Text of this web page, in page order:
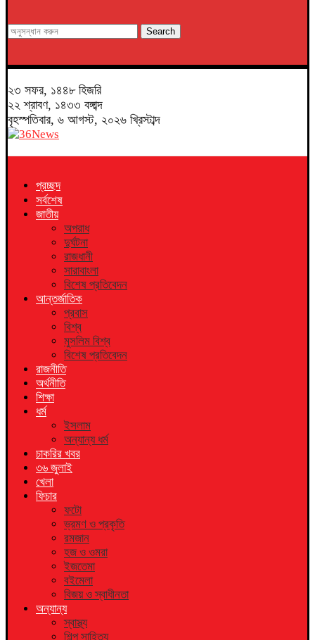
Search
২৩ সফর, ১৪৪৮ হিজরি
২২ শ্রাবণ, ১৪৩৩ বঙ্গাব্দ
বৃহস্পতিবার, ৬ আগস্ট, ২০২৬ খ্রিস্টাব্দ
প্রচ্ছদ
সর্বশেষ
জাতীয়
অপরাধ
দুর্ঘটনা
রাজধানী
সারাবাংলা
বিশেষ প্রতিবেদন
আন্তর্জাতিক
প্রবাস
বিশ্ব
মুসলিম বিশ্ব
বিশেষ প্রতিবেদন
রাজনীতি
অর্থনীতি
শিক্ষা
ধর্ম
ইসলাম
অন্যান্য ধর্ম
চাকরির খবর
৩৬ জুলাই
খেলা
ফিচার
ফটো
ভ্রমণ ও প্রকৃতি
রমজান
হজ ও ওমরা
ইজতেমা
বইমেলা
বিজয় ও স্বাধীনতা
অন্যান্য
স্বাস্থ্য
শিল্প সাহিত্য